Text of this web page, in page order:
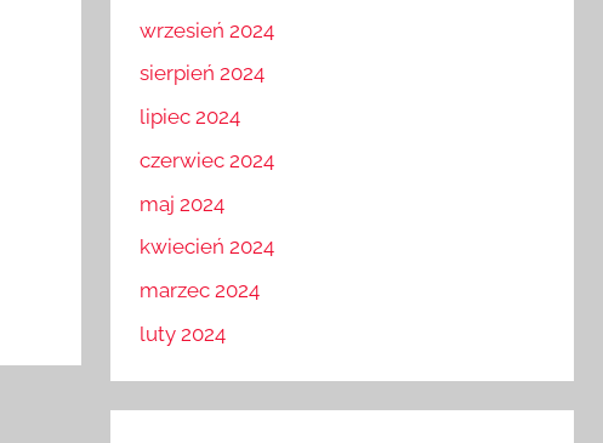
wrzesień 2024
sierpień 2024
lipiec 2024
czerwiec 2024
maj 2024
kwiecień 2024
marzec 2024
luty 2024